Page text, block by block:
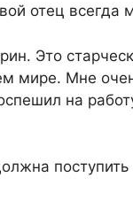
отец всегда
Это
мире. Мне
на